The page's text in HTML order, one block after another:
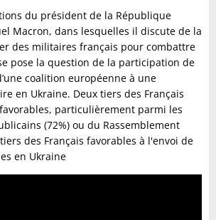
du président de la République
Macron, dans lesquelles il discute de la
des militaires français pour combattre
pose la question de la participation de
coalition européenne à une
en Ukraine. Deux tiers des Français
favorables, particulièrement parmi les
(72%) ou du Rassemblement
des Français favorables à l'envoi de
en Ukraine